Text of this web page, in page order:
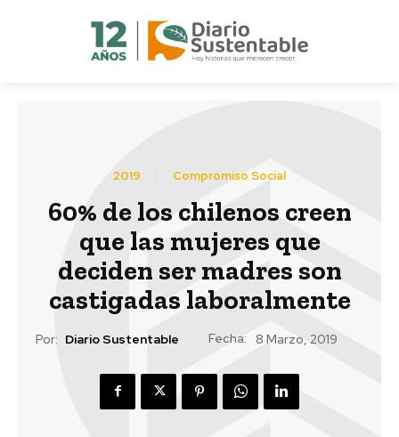
2019 Compromiso Social
60% de los chilenos creen
que las mujeres que
deciden ser madres son
castigadas laboralmente
Por: Diario Sustentable Fecha: 8 Marzo, 2019